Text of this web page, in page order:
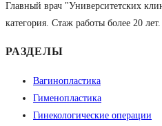
Главный врач "Университетских
категория. Стаж работы более 20 лет.
РАЗДЕЛЫ
Вагинопластика
Гименопластика
Гинекологические операции